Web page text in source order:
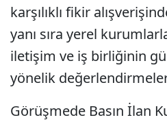
karşılıklı fikir
yanı sıra yerel
iletişim ve iş birliğinin
yönelik değerlendirmeler
Görüşmede Basın İlan